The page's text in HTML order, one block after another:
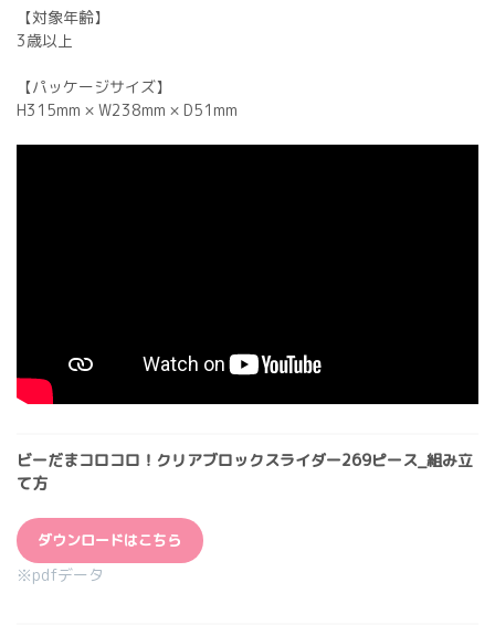
【対象年齢】
3歳以上
【パッケージサイズ】
H315mm × W238mm × D51mm
ビーだまコロコロ！クリアブロックスライダー269ピース_組み立
て方
ダウンロードはこちら
※pdfデータ